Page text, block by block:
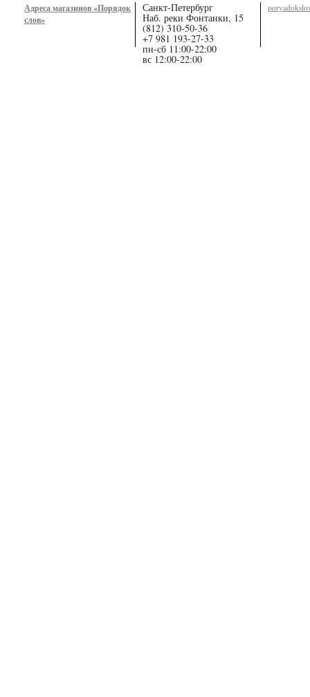
Адреса магазинов «Порядок
слов»
Санкт-Петербург
Наб. реки Фонтанки, 15
(812) 310-50-36
+7 981 193-27-33
пн-сб 11:00-22:00
вс 12:00-22:00